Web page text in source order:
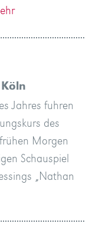
Jahres fuhren
des
Morgen
Schauspiel
„Nathan